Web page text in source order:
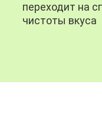
переходит на
чистоты вкуса